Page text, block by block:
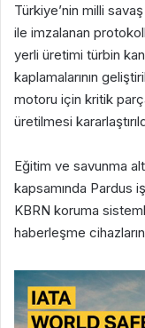
Türkiye’nin milli
ile imzalanan
yerli üretimi türbin
kaplamalarının
motoru için kritik
üretilmesi
Eğitim ve savunma
kapsamında Pardus
KBRN koruma
haberleşme